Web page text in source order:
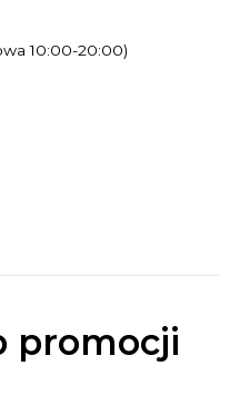
10:00-20:00)
promocji